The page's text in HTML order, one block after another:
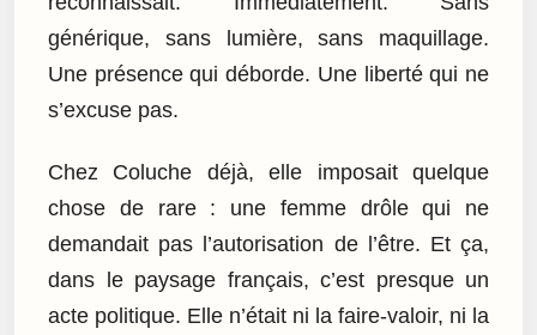
générique, sans lumière, sans maquillage.
Une présence qui déborde. Une liberté qui ne
s’excuse pas.
Chez Coluche déjà, elle imposait quelque
chose de rare : une femme drôle qui ne
demandait pas l’autorisation de l’être. Et ça,
dans le paysage français, c’est presque un
acte politique. Elle n’était ni la faire-valoir, ni la